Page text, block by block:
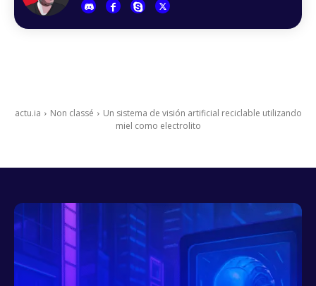
actu.ia Non classé
Un sistema de visión artificial reciclable utilizando
miel como electrolito